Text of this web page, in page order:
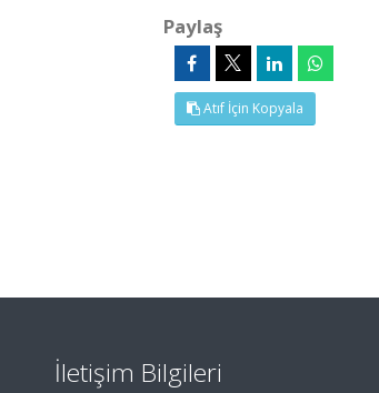
Paylaş
Atıf İçin Kopyala
İletişim Bilgileri